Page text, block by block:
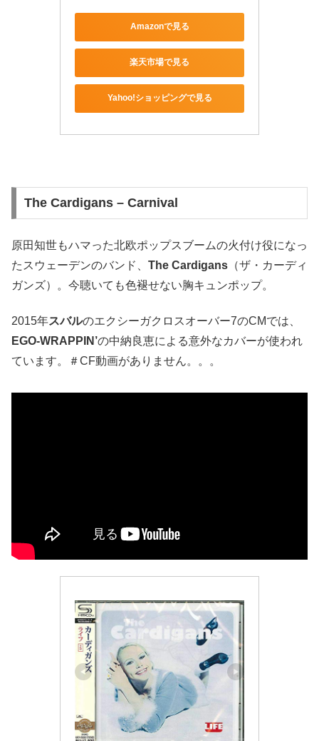
Amazonで見る
楽天市場で見る
Yahoo!ショッピングで見る
The Cardigans – Carnival
原田知世もハマった北欧ポップスブームの火付け役になっ
たスウェーデンのバンド、 The Cardigans （ザ・カーディ
ガンズ）。今聴いても色褪せない胸キュンポップ。
2015年スバルのエクシーガクロスオーバー7のCMでは、
EGO-WRAPPIN’の中納良恵による意外なカバーが使われ
ています。＃CF動画がありません。。。